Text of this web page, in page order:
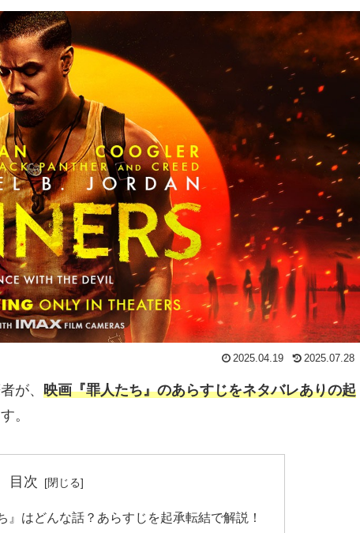
2025.04.19 2025.07.28
が、 映画『罪人たち』のあらすじをネタバレありの起
。
目次
』はどんな話？あらすじを起承転結で解説！